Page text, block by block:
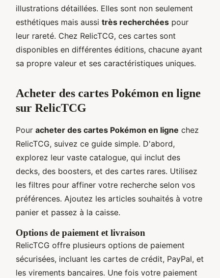
illustrations détaillées. Elles sont non seulement
esthétiques mais aussi très recherchées pour
leur rareté. Chez RelicTCG, ces cartes sont
disponibles en différentes éditions, chacune ayant
sa propre valeur et ses caractéristiques uniques.
Acheter des cartes Pokémon en ligne
sur RelicTCG
Pour acheter des cartes Pokémon en ligne chez
RelicTCG, suivez ce guide simple. D'abord,
explorez leur vaste catalogue, qui inclut des
decks, des boosters, et des cartes rares. Utilisez
les filtres pour affiner votre recherche selon vos
préférences. Ajoutez les articles souhaités à votre
panier et passez à la caisse.
Options de paiement et livraison
RelicTCG offre plusieurs options de paiement
sécurisées, incluant les cartes de crédit, PayPal, et
les virements bancaires. Une fois votre paiement